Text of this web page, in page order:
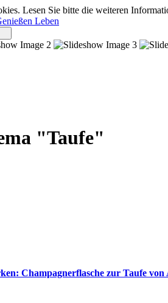
Lesen Sie bitte die weiteren
Leben
"Taufe"
Champagnerflasche zur Taufe